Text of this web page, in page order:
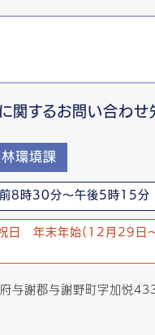
関するお問い合わせ
環境課
8時30分～午後5時15分
祝日 年末年始(12月29日
与謝郡与謝野町字加悦